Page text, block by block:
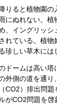
りると植物園の
にぬれない。
、イングリッ
れている。植
珍しい草木には
ドームは高い
外側の道を通
CO2）排出問
がCO2問題を